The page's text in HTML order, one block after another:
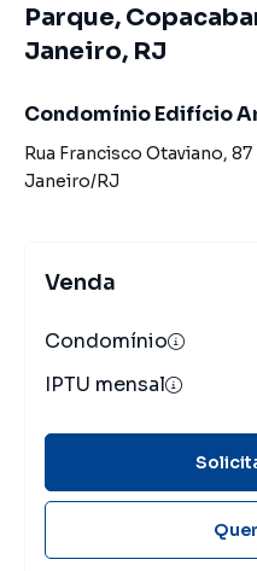
Parque,
Janeiro, RJ
Condomínio Edifício
Rua Francisco Otaviano, 87
Janeiro/RJ
Venda
Condomínio
IPTU mensal